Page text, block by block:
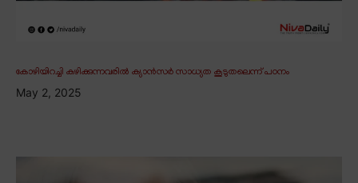
കോഴിയിറച്ചി കഴിക്കുന്നവരിൽ ക്യാൻസർ സാധ്യത കൂടുതലെന്ന് പഠനം
May 2, 2025